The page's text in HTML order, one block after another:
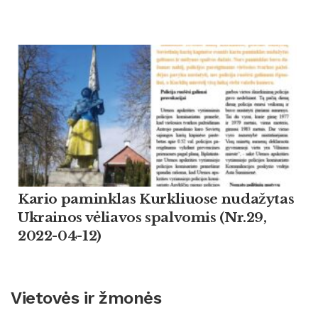
Kario paminklas Kurkliuose nudažytas
Ukrainos vėliavos spalvomis (Nr.29,
2022-04-12)
Vietovės ir žmonės